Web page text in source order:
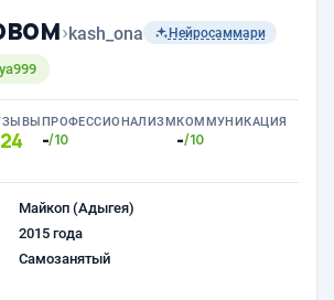
›kash_ona Нейросаммари
24
ПРОФЕССИОНАЛИЗМ
-/10
КОММУНИКАЦИЯ
-/10
Майкоп (Адыгея)
2015 года
Самозанятый